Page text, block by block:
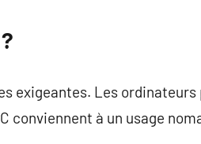
exigeantes. Les ordinateurs
conviennent à un usage